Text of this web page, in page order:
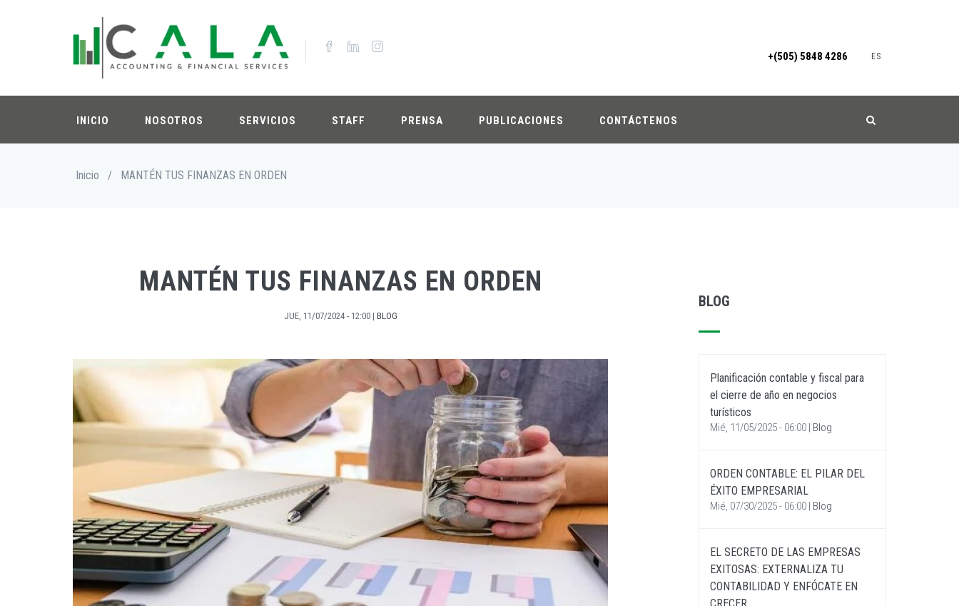
+(505) 5848 4286 ES
INICIO NOSOTROS SERVICIOS STAFF PRENSA PUBLICACIONES CONTÁCTENOS
Sobrescribir
Inicio / MANTÉN TUS FINANZAS EN ORDEN
MANTÉN TUS FINANZAS EN ORDEN
JUE, 11/07/2024 - 12:00 | BLOG
BLOG
Planificación contable y fiscal para
el cierre de año en negocios
turísticos
Mié, 11/05/2025 - 06:00 | Blog
ORDEN CONTABLE: EL PILAR DEL
ÉXITO EMPRESARIAL
Mié, 07/30/2025 - 06:00 | Blog
EL SECRETO DE LAS EMPRESAS
EXITOSAS: EXTERNALIZA TU
CONTABILIDAD Y ENFÓCATE EN